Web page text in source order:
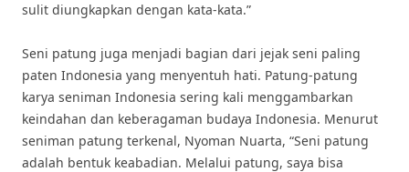
sulit diungkapkan dengan kata-kata.”
Seni patung juga menjadi bagian dari jejak seni paling
paten Indonesia yang menyentuh hati. Patung-patung
karya seniman Indonesia sering kali menggambarkan
keindahan dan keberagaman budaya Indonesia. Menurut
seniman patung terkenal, Nyoman Nuarta, “Seni patung
adalah bentuk keabadian. Melalui patung, saya bisa